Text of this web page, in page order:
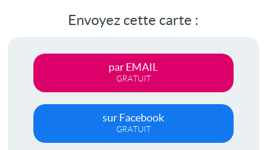
Envoyez cette carte :
par EMAIL
GRATUIT
sur Facebook
GRATUIT